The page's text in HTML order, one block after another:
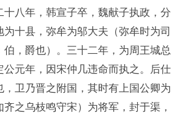
十八年，韩宣子卒，魏献子执政，分
十县，弥牟为邬大夫（弥牟时为司
伯，爵也）。三十二年，为周王城总
公元年，因宋仲几违命而执之。后仕
，卫乃晋之附国，其时有上国公卿为
齐之乌枝鸣守宋）为将军，封于渠，